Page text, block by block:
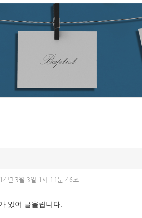
년 3월 3일 1시 11분 46초
있어 글올립니다.